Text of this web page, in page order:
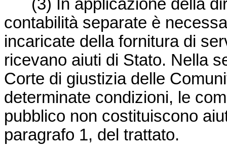
(3) In applicazione della
contabilità separate è
incaricate della fornitura di
ricevano aiuti di Stato. Nella
Corte di giustizia delle
determinate condizioni, le
pubblico non costituiscono
paragrafo 1, del trattato.